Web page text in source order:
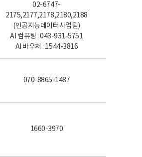
02-6747-
2175,2177,2178,2180,2188
(인공지능데이터사업팀)
AI 컴퓨팅 : 043-931-5751
AI 바우처 : 1544-3816
070-8865-1487
1660-3970